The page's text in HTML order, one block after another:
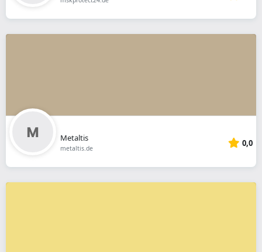
Metaltis
metaltis.de 0,0